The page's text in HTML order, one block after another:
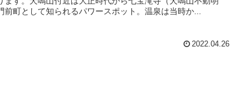
前町として知られるパワースポット。温泉は当時か...
2022.04.26